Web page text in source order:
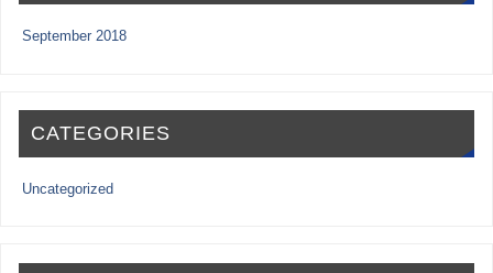
September 2018
CATEGORIES
Uncategorized